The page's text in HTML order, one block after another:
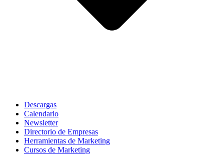
Descargas
Calendario
Newsletter
Directorio de Empresas
Herramientas de Marketing
Cursos de Marketing